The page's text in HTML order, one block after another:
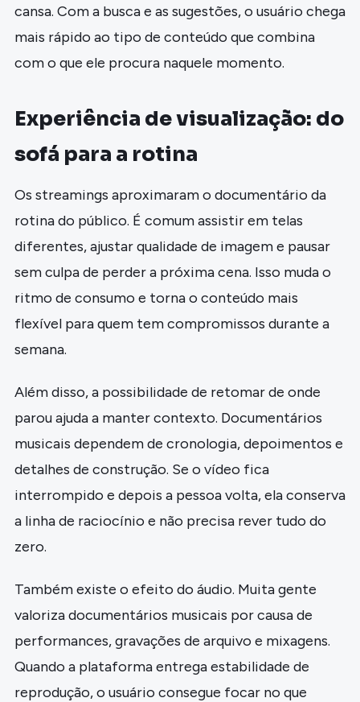
cansa. Com a busca e as sugestões, o usuário chega
mais rápido ao tipo de conteúdo que combina
com o que ele procura naquele momento.
Experiência de visualização: do
sofá para a rotina
Os streamings aproximaram o documentário da
rotina do público. É comum assistir em telas
diferentes, ajustar qualidade de imagem e pausar
sem culpa de perder a próxima cena. Isso muda o
ritmo de consumo e torna o conteúdo mais
flexível para quem tem compromissos durante a
semana.
Além disso, a possibilidade de retomar de onde
parou ajuda a manter contexto. Documentários
musicais dependem de cronologia, depoimentos e
detalhes de construção. Se o vídeo fica
interrompido e depois a pessoa volta, ela conserva
a linha de raciocínio e não precisa rever tudo do
zero.
Também existe o efeito do áudio. Muita gente
valoriza documentários musicais por causa de
performances, gravações de arquivo e mixagens.
Quando a plataforma entrega estabilidade de
reprodução, o usuário consegue focar no que